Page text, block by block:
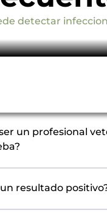
detectar
un profesional
resultado